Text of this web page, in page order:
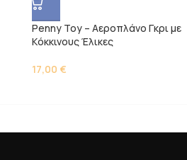
Penny Toy – Αεροπλάνο Γκρι με
Kόκκινους Έλικες
17,00 €